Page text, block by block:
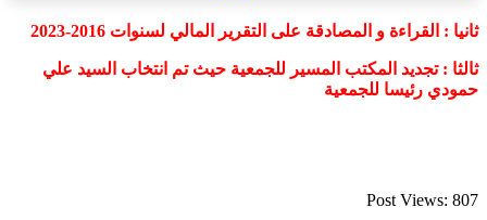
ثانيا : القراءة و المصادقة على التقرير المالي لسنوات 2016-2023
ثالثا : تجديد المكتب المسير للجمعية حيث تم انتخاب السيد علي
حمودي رئيسا للجمعية
Post Views: 807